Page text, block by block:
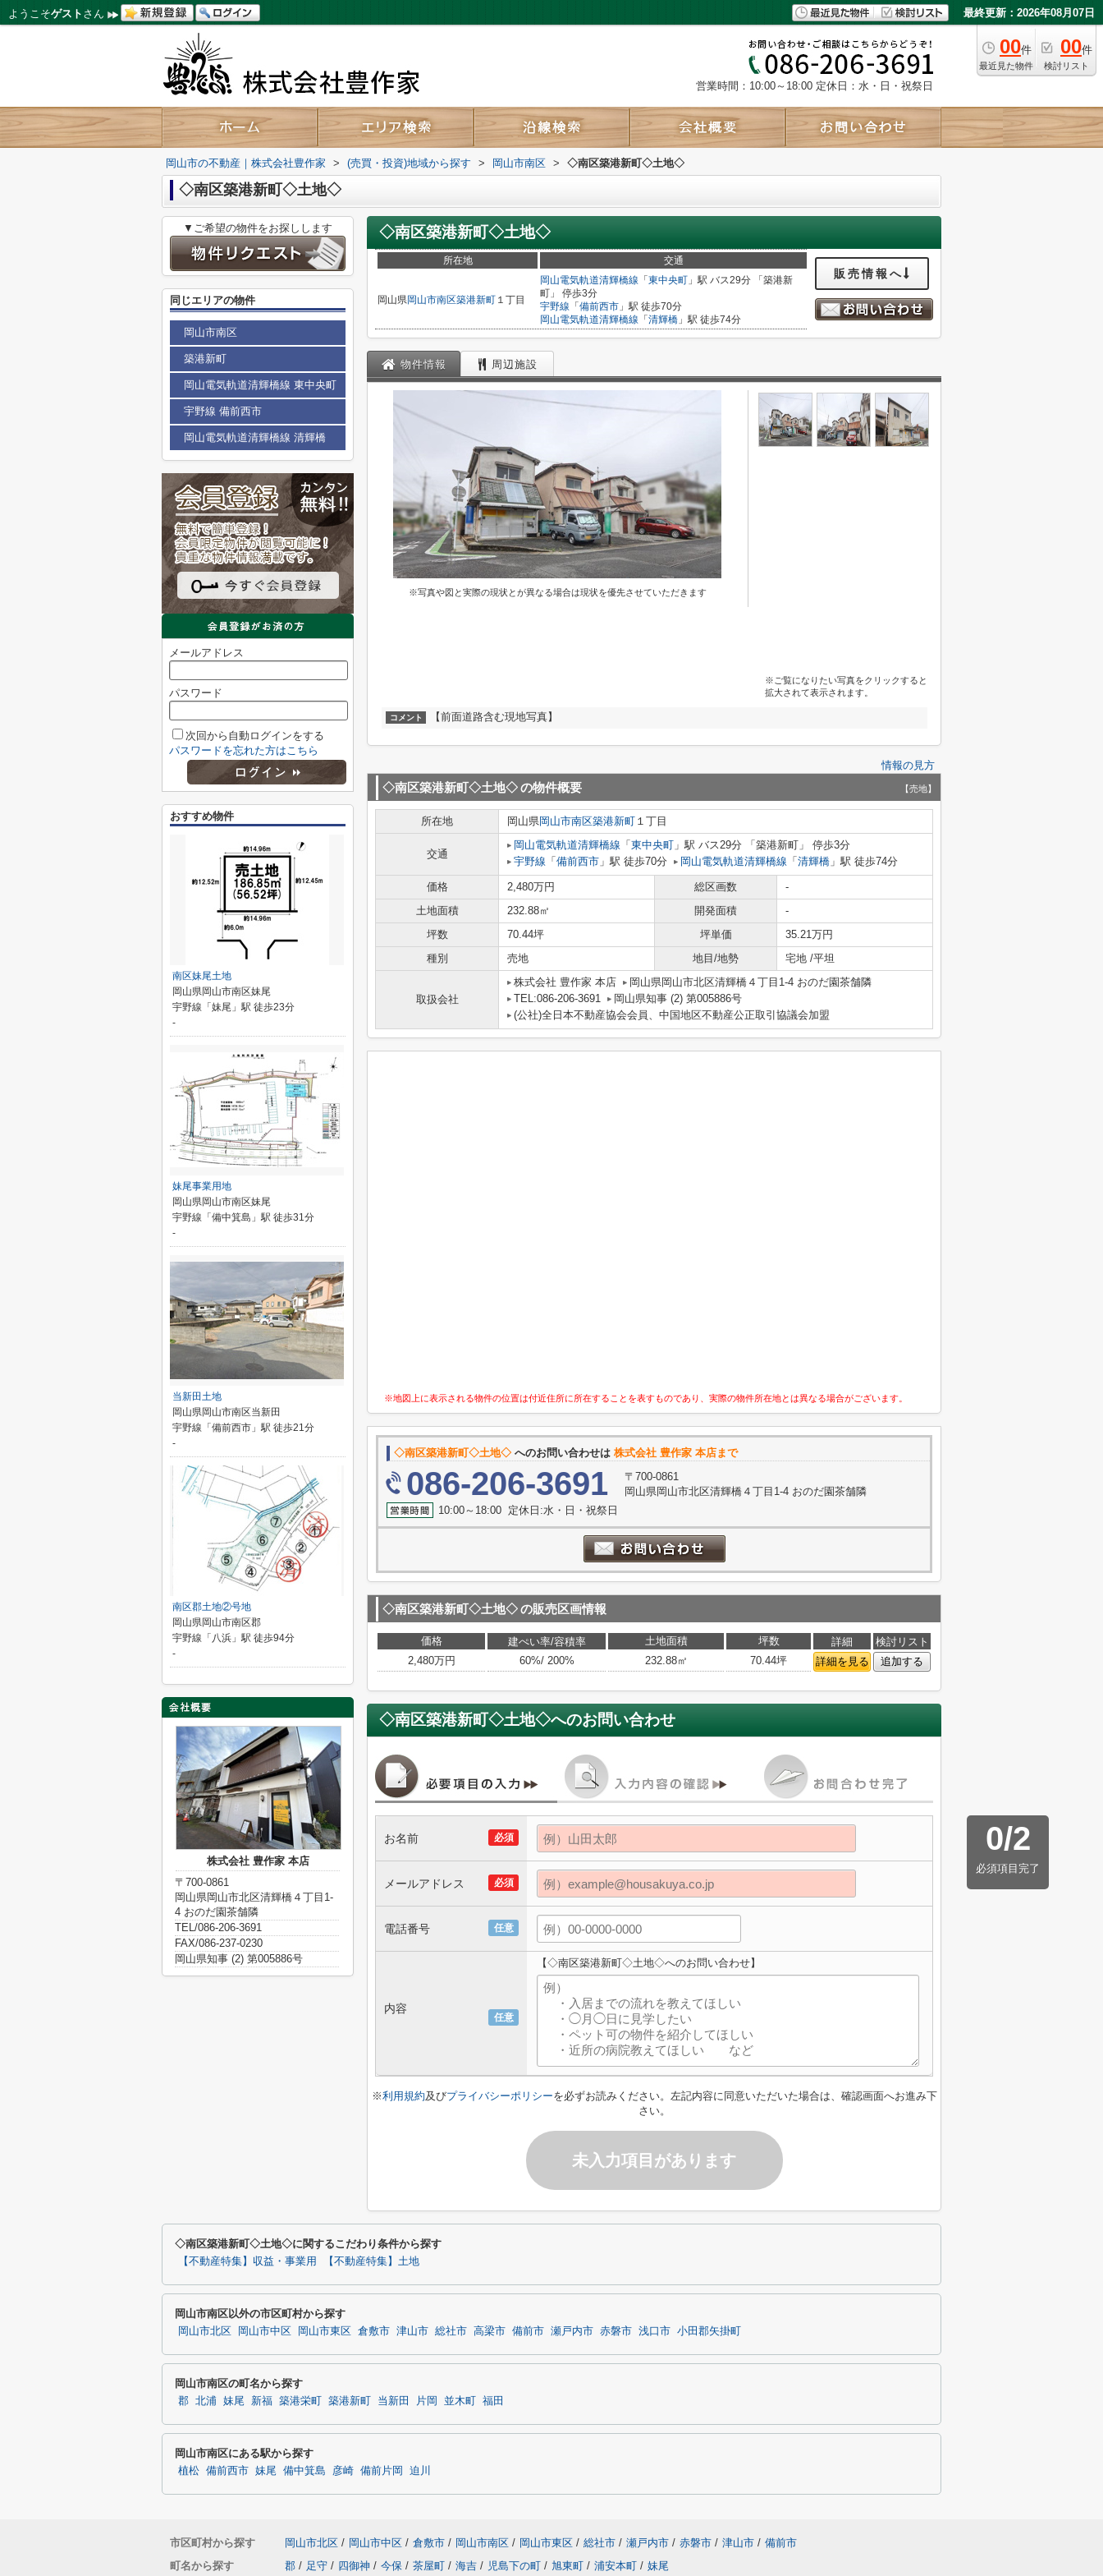
ようこそゲスト さん 最終更新：2026年08月07日
00件
最近見た物件
00件
検討リスト
営業時間：10:00～18:00 定休日：水・日・祝祭日
岡山市の不動産｜株式会社豊作家 > (売買・投資)地域から探す > 岡山市南区 > ◇南区築港新町◇土地◇
◇南区築港新町◇土地◇
◇南区築港新町◇土地◇
所在地 交通
岡山県岡山市南区築港新町 １丁目
岡山電気軌道清輝橋線 「 東中央町 」駅 バス29分 「築港新
町」 停歩3分
宇野線 「 備前西市 」駅 徒歩70分
岡山電気軌道清輝橋線 「 清輝橋 」駅 徒歩74分
販売情報へ
物件情報 周辺施設
※写真や図と実際の現状とが異なる場合は現状を優先させていただきます
※ご覧になりたい写真をクリックすると
拡大されて表示されます。
コメント 【前面道路含む現地写真】
情報の見方
◇南区築港新町◇土地◇の物件概要 【売地】
所在地 岡山県岡山市南区築港新町 １丁目
交通
岡山電気軌道清輝橋線 「 東中央町 」駅 バス29分 「築港新町」 停歩3分
宇野線 「 備前西市 」駅 徒歩70分 岡山電気軌道清輝橋線 「 清輝橋 」駅 徒歩74分
価格 2,480万円 総区画数
-
土地面積
232.88㎡ 開発面積
-
坪数
70.44坪 坪単価
35.21万円
種別
売地 地目/地勢 宅地 /平坦
取扱会社
株式会社 豊作家 本店
岡山県岡山市北区清輝橋４丁目1-4 おのだ園茶舗隣
TEL:086-206-3691
岡山県知事 (2) 第005886号
(公社)全日本不動産協会会員、中国地区不動産公正取引協議会加盟
※地図上に表示される物件の位置は付近住所に所在することを表すものであり、実際の物件所在地とは異なる場合がございます。
◇南区築港新町◇土地◇ へのお問い合わせは 株式会社 豊作家 本店まで
086-206-3691
〒700-0861
岡山県岡山市北区清輝橋４丁目1-4 おのだ園茶舗隣
10:00～18:00 定休日:水・日・祝祭日
◇南区築港新町◇土地◇の販売区画情報
価格 建ぺい率/容積率 土地面積 坪数 詳細
検討リスト
2,480万円
60%/ 200% 232.88㎡ 70.44坪 詳細を見る 追加する
◇南区築港新町◇土地◇へのお問い合わせ
0/2
必須項目完了
必須
お名前
必須
メールアドレス
任意
電話番号
任意
内容
【◇南区築港新町◇土地◇へのお問い合わせ】
※利用規約及びプライバシーポリシーを必ずお読みください。左記内容に同意いただいた場合は、確認画面へお進み下
さい。
未入力項目があります
▼ご希望の物件をお探しします
同じエリアの物件
岡山市南区
築港新町
岡山電気軌道清輝橋線 東中央町
宇野線 備前西市
岡山電気軌道清輝橋線 清輝橋
メールアドレス
パスワード
次回から自動ログインをする
パスワードを忘れた方はこちら
おすすめ物件
南区妹尾土地
岡山県岡山市南区妹尾
宇野線「妹尾」駅 徒歩23分
-
妹尾事業用地
岡山県岡山市南区妹尾
宇野線「備中箕島」駅 徒歩31分
-
当新田土地
岡山県岡山市南区当新田
宇野線「備前西市」駅 徒歩21分
-
南区郡土地②号地
岡山県岡山市南区郡
宇野線「八浜」駅 徒歩94分
-
株式会社 豊作家 本店
〒700-0861
岡山県岡山市北区清輝橋４丁目1-
4 おのだ園茶舗隣
TEL/086-206-3691
FAX/086-237-0230
岡山県知事 (2) 第005886号
◇南区築港新町◇土地◇に関するこだわり条件から探す
【不動産特集】収益・事業用 【不動産特集】土地
岡山市南区以外の市区町村から探す
岡山市北区 岡山市中区 岡山市東区 倉敷市 津山市 総社市 高梁市 備前市 瀬戸内市 赤磐市 浅口市 小田郡矢掛町
岡山市南区の町名から探す
郡 北浦 妹尾 新福 築港栄町 築港新町 当新田 片岡 並木町 福田
岡山市南区にある駅から探す
植松 備前西市 妹尾 備中箕島 彦崎 備前片岡 迫川
市区町村から探す 岡山市北区 / 岡山市中区 / 倉敷市 / 岡山市南区 / 岡山市東区 / 総社市 / 瀬戸内市 / 赤磐市 / 津山市 / 備前市
町名から探す
郡 / 足守 / 四御神 / 今保 / 茶屋町 / 海吉 / 児島下の町 / 旭東町 / 浦安本町 / 妹尾